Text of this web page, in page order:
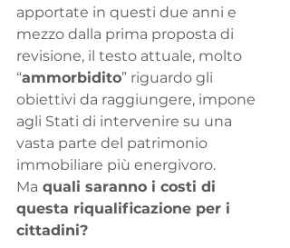
apportate in questi due anni e
mezzo dalla prima proposta di
revisione, il testo attuale, molto
“ammorbidito” riguardo gli
obiettivi da raggiungere, impone
agli Stati di intervenire su una
vasta parte del patrimonio
immobiliare più energivoro.
Ma quali saranno i costi di
questa riqualificazione per i
cittadini?